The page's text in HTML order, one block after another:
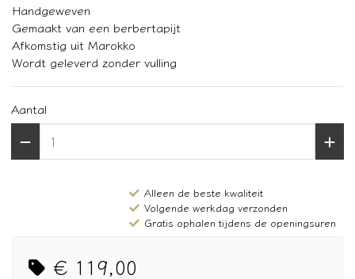
Handgeweven
Gemaakt van een berbertapijt
Afkomstig uit Marokko
Wordt geleverd zonder vulling
Aantal
Alleen de beste kwaliteit
Volgende werkdag verzonden
Gratis ophalen tijdens de openingsuren
€ 119,00